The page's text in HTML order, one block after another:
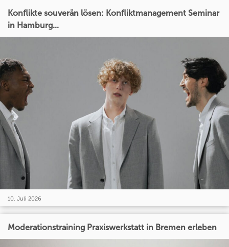
Konflikte souverän lösen: Konfliktmanagement Seminar
in Hamburg...
10. Juli 2026
Moderationstraining Praxiswerkstatt in Bremen erleben